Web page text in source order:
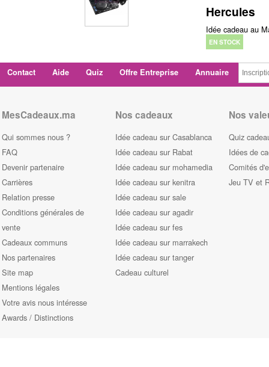
Hercules
Idée cadeau au
EN STOCK
Contact Aide Quiz Offre Entreprise Annuaire
MesCadeaux.ma
Qui sommes nous ?
FAQ
Devenir partenaire
Carrières
Relation presse
Conditions générales de
vente
Cadeaux communs
Nos partenaires
Site map
Mentions légales
Votre avis nous intéresse
Awards / Distinctions
Nos cadeaux
Idée cadeau sur Casablanca
Idée cadeau sur Rabat
Idée cadeau sur mohamedia
Idée cadeau sur kenitra
Idée cadeau sur sale
Idée cadeau sur agadir
Idée cadeau sur fes
Idée cadeau sur marrakech
Idée cadeau sur tanger
Cadeau culturel
Nos
Quiz
Idées de
Comités
Jeu TV et